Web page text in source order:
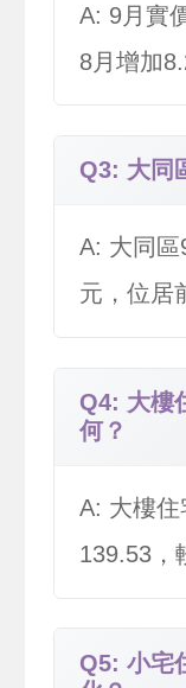
A: 9月實
8月增加
Q3: 大同
A: 大同
元，位居
Q4: 大樓
何？
A: 大樓住
139.53，
Q5: 小宅